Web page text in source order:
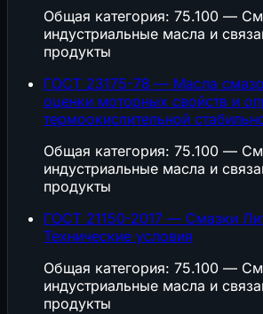
Общая категория: 75.100 —
индустриальные масла и
продукты
ГОСТ 23175-78 — Масла
оценки моторных свойств и
термоокислительной
Общая категория: 75.100 —
индустриальные масла и
продукты
ГОСТ 21150-2017 — Смазки
Технические условия
Общая категория: 75.100 —
индустриальные масла и
продукты